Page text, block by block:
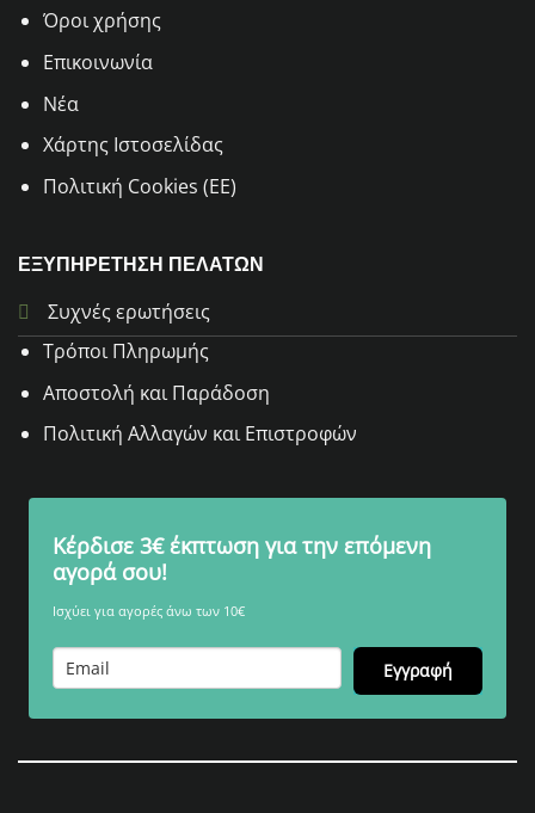
Όροι χρήσης
Επικοινωνία
Νέα
Χάρτης Ιστοσελίδας
Πολιτική Cookies (ΕΕ)
ΕΞΥΠΗΡΕΤΗΣΗ ΠΕΛΑΤΩΝ
Συχνές ερωτήσεις
Τρόποι Πληρωμής
Αποστολή και Παράδοση
Πολιτική Αλλαγών και Επιστροφών
Κέρδισε 3€ έκπτωση για την επόμενη
αγορά σου!
Ισχύει για αγορές άνω των 10€
Εγγραφή